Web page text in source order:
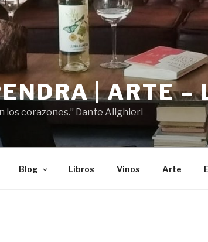
| ARTE –
los corazones.” Dante Alighieri
Blog Libros Vinos Arte